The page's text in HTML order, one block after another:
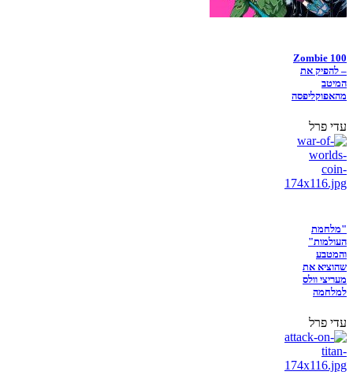
Zombie 100
– להפיק את
המיטב
מהאפוקליפסה
עדי פרל
"מלחמת
העולמות"
והמטבע
שהוציא את
מעריצי וולס
למלחמה
עדי פרל